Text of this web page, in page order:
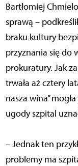
Bartłomiej
sprawą –
braku kultury
przyznania się do
prokuratury. Jak
trwała aż cztery
nasza wina”
ugody szpital
– Jednak ten
problemy ma